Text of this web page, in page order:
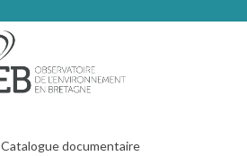
Catalogue documentaire